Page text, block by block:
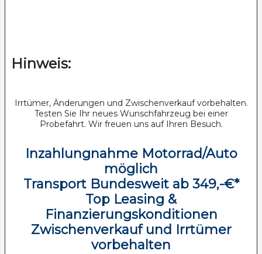
Hinweis:
Irrtümer, Änderungen und Zwischenverkauf vorbehalten.
Testen Sie Ihr neues Wunschfahrzeug bei einer
Probefahrt. Wir freuen uns auf Ihren Besuch.
Inzahlungnahme Motorrad/Auto
möglich
Transport Bundesweit ab 349,-€*
Top Leasing &
Finanzierungskonditionen
Zwischenverkauf und Irrtümer
vorbehalten